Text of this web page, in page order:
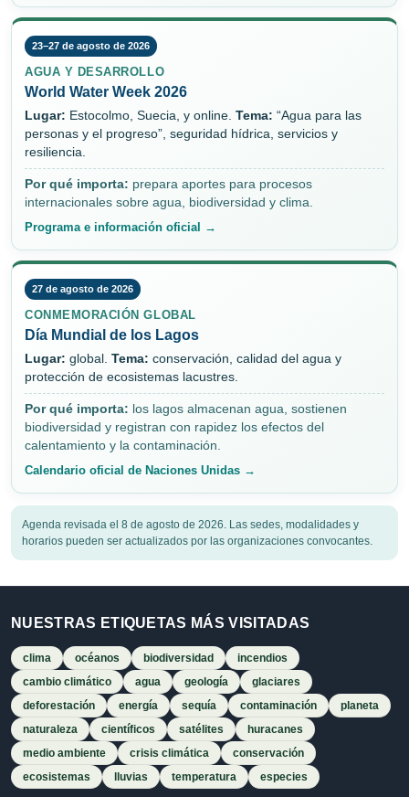
23–27 de agosto de 2026
AGUA Y DESARROLLO
World Water Week 2026
Lugar: Estocolmo, Suecia, y online. Tema: “Agua para las
personas y el progreso”, seguridad hídrica, servicios y
resiliencia.
Por qué importa: prepara aportes para procesos
internacionales sobre agua, biodiversidad y clima.
Programa e información oficial →
27 de agosto de 2026
CONMEMORACIÓN GLOBAL
Día Mundial de los Lagos
Lugar: global. Tema: conservación, calidad del agua y
protección de ecosistemas lacustres.
Por qué importa: los lagos almacenan agua, sostienen
biodiversidad y registran con rapidez los efectos del
calentamiento y la contaminación.
Calendario oficial de Naciones Unidas →
Agenda revisada el 8 de agosto de 2026. Las sedes, modalidades y
horarios pueden ser actualizados por las organizaciones convocantes.
NUESTRAS ETIQUETAS MÁS VISITADAS
clima océanos biodiversidad
incendios
cambio climático
agua geología
glaciares
deforestación
energía sequía contaminación
planeta
naturaleza
científicos satélites
huracanes
medio ambiente
crisis climática
conservación
ecosistemas
lluvias temperatura especies